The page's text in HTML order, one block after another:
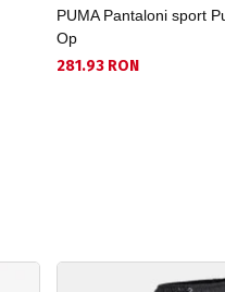
PUMA Pantaloni sport
Op
281.93 RON